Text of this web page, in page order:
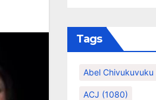
Tags
Abel Chivukuvuku
ACJ (1080)